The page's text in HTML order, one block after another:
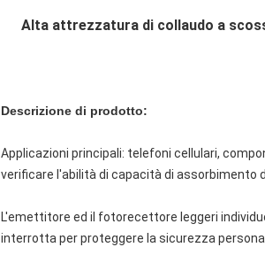
Alta attrezzatura di collaudo a
Descrizione di prodotto:
Applicazioni principali: telefoni cellulari,
verificare l'abilità di capacità di assorbimento
L'emettitore ed il fotorecettore leggeri
interrotta per proteggere la sicurezza